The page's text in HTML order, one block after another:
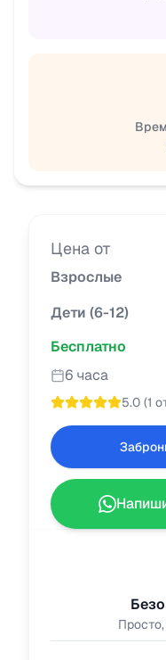
Цена от
Взрослые
Дети (6-12)
Бесплатно
6 часа
5.0 (1